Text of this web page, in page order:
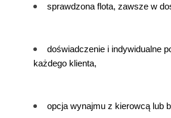
sprawdzona flota, zawsze w
doświadczenie i indywidualne
każdego klienta,
opcja wynajmu z kierowcą lub